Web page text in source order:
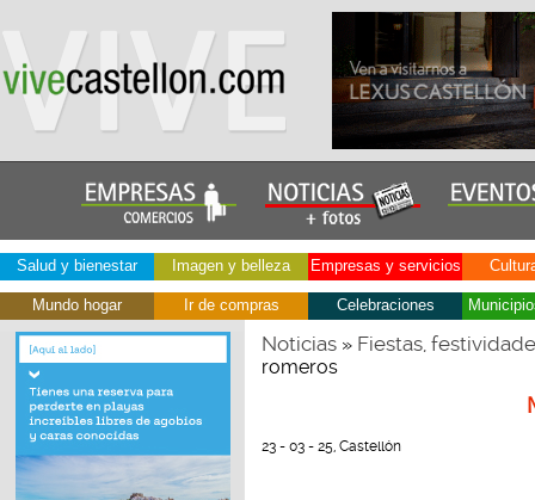
Salud y bienestar Imagen y belleza Empresas y servicios
Mundo hogar Ir de compras Celebraciones
Noticias» Fiestas,
romeros
23 - 03 - 25, Castellón